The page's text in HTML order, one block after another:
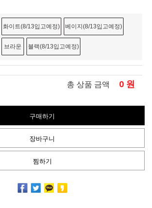
화이트(8/13입고예정)
베이지(8/13입고예정)
브라운 블랙(8/13입고예정)
총 상품 금액 0 원
구매하기
장바구니
찜하기